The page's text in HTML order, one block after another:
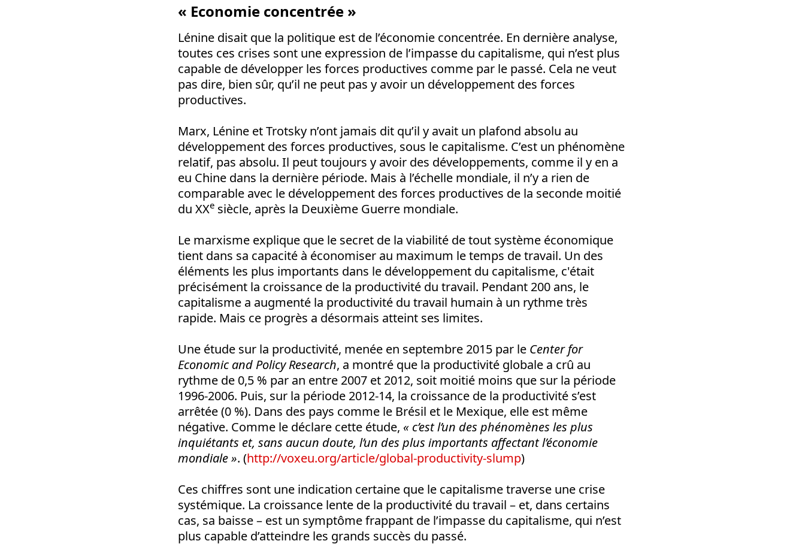
« Economie concentrée »
Lénine disait que la politique est de l’économie concentrée. En dernière analyse,
toutes ces crises sont une expression de l’impasse du capitalisme, qui n’est plus
capable de développer les forces productives comme par le passé. Cela ne veut
pas dire, bien sûr, qu’il ne peut pas y avoir un développement des forces
productives.
Marx, Lénine et Trotsky n’ont jamais dit qu’il y avait un plafond absolu au
développement des forces productives, sous le capitalisme. C’est un phénomène
relatif, pas absolu. Il peut toujours y avoir des développements, comme il y en a
eu Chine dans la dernière période. Mais à l’échelle mondiale, il n’y a rien de
comparable avec le développement des forces productives de la seconde moitié
du XXe siècle, après la Deuxième Guerre mondiale.
Le marxisme explique que le secret de la viabilité de tout système économique
tient dans sa capacité à économiser au maximum le temps de travail. Un des
éléments les plus importants dans le développement du capitalisme, c'était
précisément la croissance de la productivité du travail. Pendant 200 ans, le
capitalisme a augmenté la productivité du travail humain à un rythme très
rapide. Mais ce progrès a désormais atteint ses limites.
Une étude sur la productivité, menée en septembre 2015 par le Center for
Economic and Policy Research, a montré que la productivité globale a crû au
rythme de 0,5 % par an entre 2007 et 2012, soit moitié moins que sur la période
1996-2006. Puis, sur la période 2012-14, la croissance de la productivité s’est
arrêtée (0 %). Dans des pays comme le Brésil et le Mexique, elle est même
négative. Comme le déclare cette étude, « c’est l’un des phénomènes les plus
inquiétants et, sans aucun doute, l’un des plus importants affectant l’économie
mondiale ». (http://voxeu.org/article/global-productivity-slump)
Ces chiffres sont une indication certaine que le capitalisme traverse une crise
systémique. La croissance lente de la productivité du travail – et, dans certains
cas, sa baisse – est un symptôme frappant de l’impasse du capitalisme, qui n’est
plus capable d’atteindre les grands succès du passé.